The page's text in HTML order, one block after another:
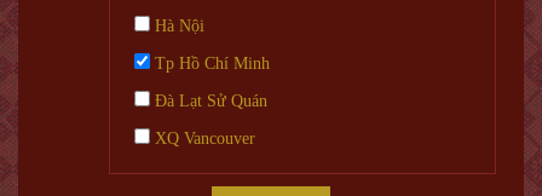
Hà Nội
Tp Hồ Chí Minh
Đà Lạt Sử Quán
XQ Vancouver